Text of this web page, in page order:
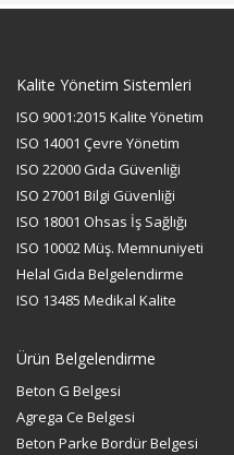
Kalite Yönetim Sistemleri
ISO 9001:2015 Kalite Yönetim
ISO 14001 Çevre Yönetim
ISO 22000 Gıda Güvenliği
ISO 27001 Bilgi Güvenliği
ISO 18001 Ohsas İş Sağlığı
ISO 10002 Müş. Memnuniyeti
Helal Gıda Belgelendirme
ISO 13485 Medikal Kalite
Ürün Belgelendirme
Beton G Belgesi
Agrega Ce Belgesi
Beton Parke Bordür Belgesi